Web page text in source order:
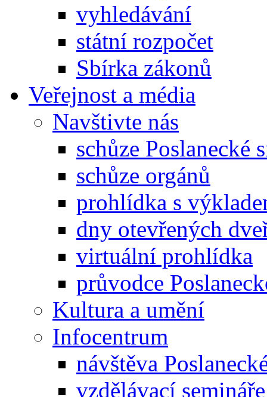
vyhledávání
státní rozpočet
Sbírka zákonů
Veřejnost a média
Navštivte nás
schůze Poslanecké
schůze orgánů
prohlídka s
dny otevřených
virtuální prohlídka
průvodce
Kultura a umění
Infocentrum
návštěva
vzdělávací semináře